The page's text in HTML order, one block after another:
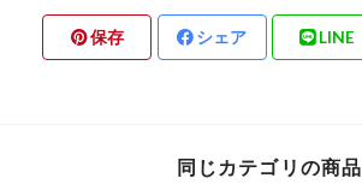
保存 シェア LINE
同じカテゴリの商品